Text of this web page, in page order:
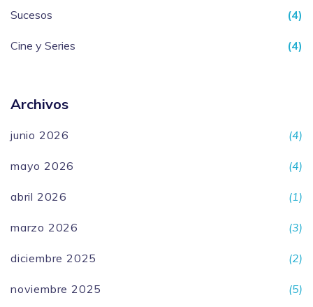
Sucesos (4)
Cine y Series (4)
Archivos
junio 2026 (4)
mayo 2026 (4)
abril 2026 (1)
marzo 2026 (3)
diciembre 2025 (2)
noviembre 2025 (5)